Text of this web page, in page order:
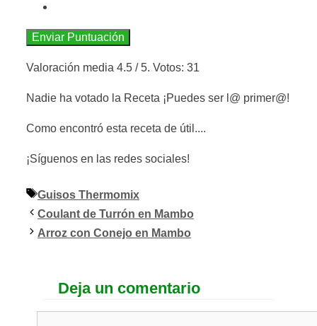
Enviar Puntuación
Valoración media 4.5 / 5. Votos: 31
Nadie ha votado la Receta ¡Puedes ser l@ primer@!
Como encontró esta receta de útil....
¡Síguenos en las redes sociales!
Etiquetas
Guisos Thermomix
Coulant de Turrón en Mambo
Arroz con Conejo en Mambo
Deja un comentario